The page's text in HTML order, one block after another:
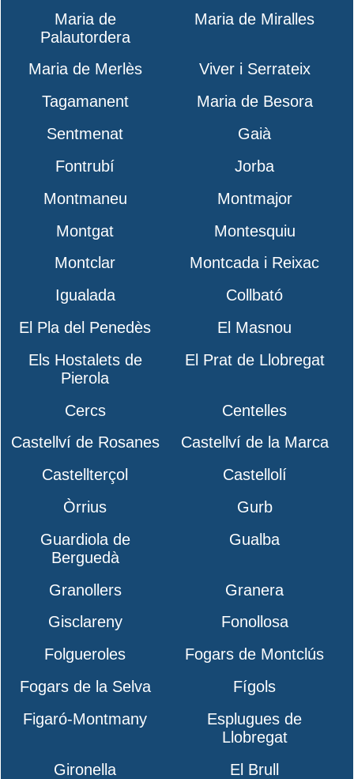
Maria de
Palautordera
Maria de Miralles
Maria de Merlès
Viver i Serrateix
Tagamanent
Maria de Besora
Sentmenat
Gaià
Fontrubí
Jorba
Montmaneu
Montmajor
Montgat
Montesquiu
Montclar
Montcada i Reixac
Igualada
Collbató
El Pla del Penedès
El Masnou
Els Hostalets de
Pierola
El Prat de Llobregat
Cercs
Centelles
Castellví de Rosanes
Castellví de la Marca
Castellterçol
Castellolí
Òrrius
Gurb
Guardiola de
Berguedà
Gualba
Granollers
Granera
Gisclareny
Fonollosa
Folgueroles
Fogars de Montclús
Fogars de la Selva
Fígols
Figaró-Montmany
Esplugues de
Llobregat
Gironella
El Brull